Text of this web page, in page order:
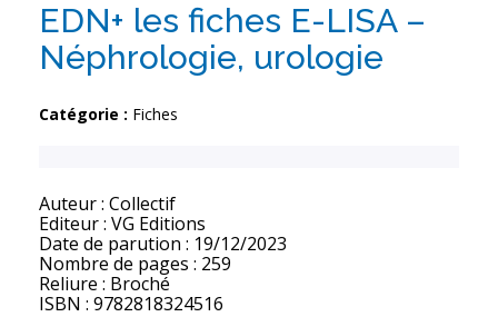
EDN+ les fiches E-LISA –
Néphrologie, urologie
Catégorie : Fiches
Auteur : Collectif
Editeur : VG Editions
Date de parution : 19/12/2023
Nombre de pages : 259
Reliure : Broché
ISBN : 9782818324516